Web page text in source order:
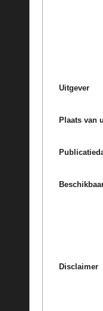
Uitgever
Plaats van
Disclaimer